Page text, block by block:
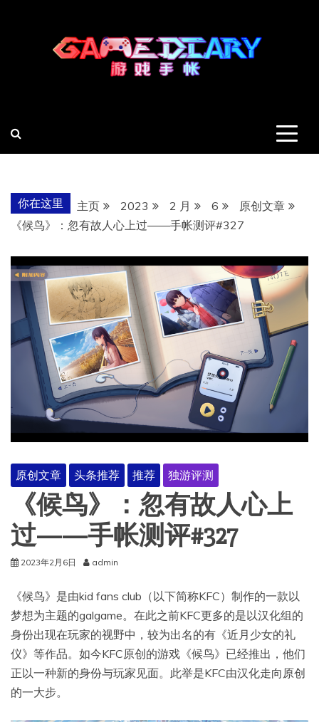
你在这里 主页 2023 2 月 6
原创文章
《候鸟》：忽有故人心上过——手帐测评#327
原创文章 头条推荐 推荐 独游评测
《候鸟》：忽有故人心上
过——手帐测评#327
2023年2月6日 admin
《候鸟》是由kid fans club（以下简称KFC）制作的一款以
梦想为主题的galgame。在此之前KFC更多的是以汉化组的
身份出现在玩家的视野中，较为出名的有《近月少女的礼
仪》等作品。如今KFC原创的游戏《候鸟》已经推出，他们
正以一种新的身份与玩家见面。此举是KFC由汉化走向原创
的一大步。